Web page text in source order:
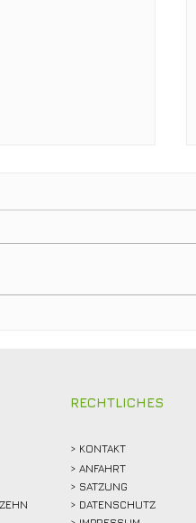
RECHTLICHES
> KONTAKT
> ANFAHRT
> SATZUNG
> DATENSCHUTZ